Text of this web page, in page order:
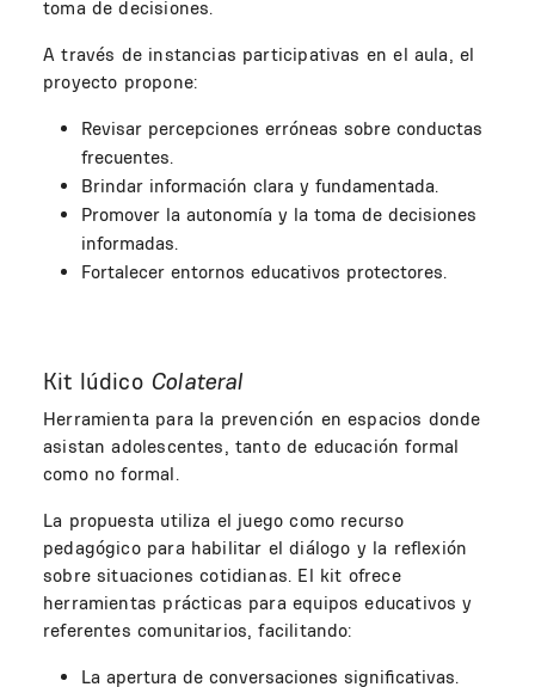
toma de decisiones.
A través de instancias participativas en el aula, el
proyecto propone:
Revisar percepciones erróneas sobre conductas
frecuentes.
Brindar información clara y fundamentada.
Promover la autonomía y la toma de decisiones
informadas.
Fortalecer entornos educativos protectores.
Kit lúdico Colateral
Herramienta para la prevención en espacios donde
asistan adolescentes, tanto de educación formal
como no formal.
La propuesta utiliza el juego como recurso
pedagógico para habilitar el diálogo y la reflexión
sobre situaciones cotidianas. El kit ofrece
herramientas prácticas para equipos educativos y
referentes comunitarios, facilitando:
La apertura de conversaciones significativas.